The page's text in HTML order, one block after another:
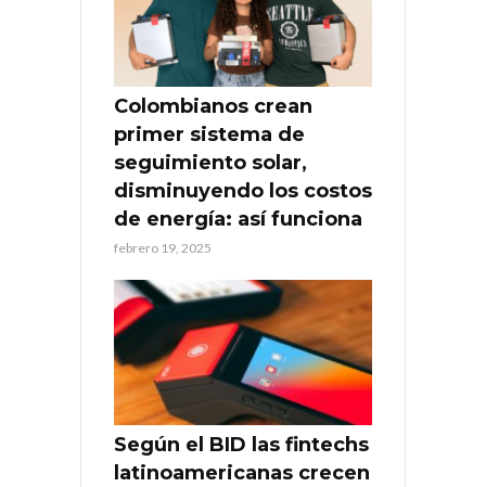
Colombianos crean
primer sistema de
seguimiento solar,
disminuyendo los costos
de energía: así funciona
febrero 19, 2025
Según el BID las fintechs
latinoamericanas crecen